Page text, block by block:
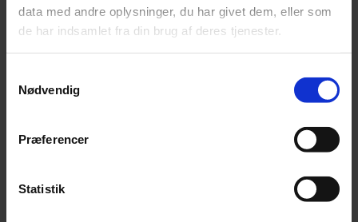
data med andre oplysninger, du har givet dem, eller som
de har indsamlet fra din brug af deres tjenester.
Nødvendig
Præferencer
Statistik
M&A-markedet i Danmark og
stigende aktivitetsniveau
hvilket understøtter positive
forventninger til resten af året.
Daniel Sand – Partner, Beierholm Corporate Finance